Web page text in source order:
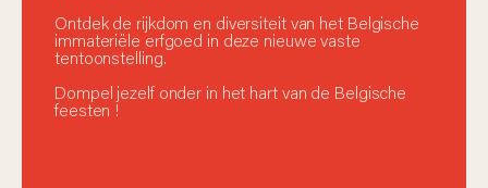
Ontdek de rijkdom en diversiteit van het Belgische
immateriële erfgoed in deze nieuwe vaste
tentoonstelling.
Dompel jezelf onder in het hart van de Belgische
feesten !